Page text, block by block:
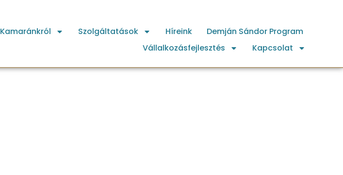
Kamaránkról Szolgáltatások Híreink
Demján Sándor Program
Vállalkozásfejlesztés
Kapcsolat